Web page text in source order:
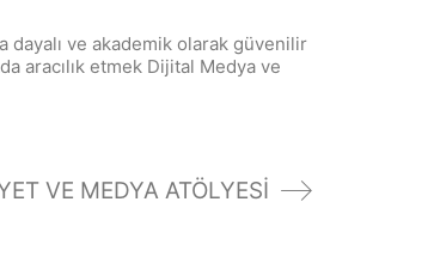
ve akademik olarak güvenilir
aracılık etmek Dijital Medya ve
VE MEDYA ATÖLYESİ